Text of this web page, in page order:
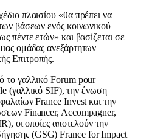
πλαισίου «θα πρέπει να
βάσεων ενός κοινωνικού
πέντε ετών» και βασίζεται σε
ομάδας ανεξάρτητων
Επιτροπής.
το γαλλικό Forum pour
(γαλλικό SIF), την ένωση
France Invest και την
Financer, Accompagner,
οι οποίες αποτελούν την
(GSG) France for Impact